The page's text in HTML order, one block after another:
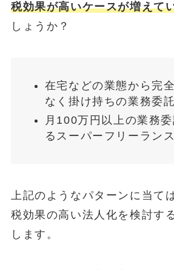
税効果が高いケースが増えて
しょうか？
在宅などの業態から完
なく掛け持ちの業務委
月100万円以上の業務
るスーパーフリーランス
上記のようなパターンに当て
税効果の高い法人化を検討す
します。